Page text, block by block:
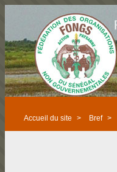
Accueil du site > Bref >